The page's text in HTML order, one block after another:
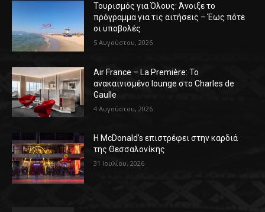
Τουρισμός για Όλους: Άνοιξε το
πρόγραμμα για τις αιτήσεις – Έως πότε
οι υποβολές
5 Αυγούστου, 2026
Air France – La Première: Το
ανακαινισμένο lounge στο Charles de
Gaulle
4 Αυγούστου, 2026
Η McDonald’s επιστρέφει στην καρδιά
της Θεσσαλονίκης
31 Ιουλίου, 2026